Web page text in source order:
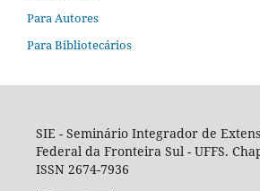
Para Autores
Para Bibliotecários
SIE - Seminário Integrador de
Federal da Fronteira Sul - UFFS.
ISSN 2674-7936